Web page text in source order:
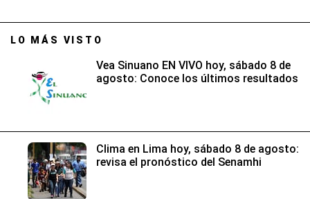
LO MÁS VISTO
Vea Sinuano EN VIVO hoy, sábado 8 de
agosto: Conoce los últimos resultados
Clima en Lima hoy, sábado 8 de agosto:
revisa el pronóstico del Senamhi